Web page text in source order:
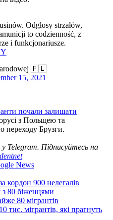
Odgłosy strzałów,
to codzienność, z
i funkcjonariusze.
🇵🇱
15, 2021
почали залишати
з Польщею та
переходу Брузги.
у Telegram. Підписуйтесь на
News
900 нелегалів
з 80 біженцями
80 мігрантів
тис. мігрантів, які прагнуть